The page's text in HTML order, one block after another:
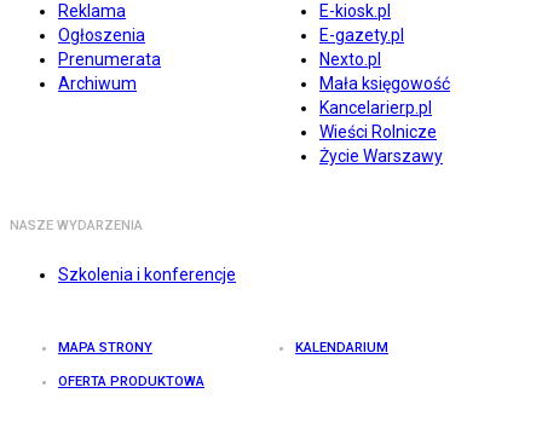
Reklama
Ogłoszenia
Prenumerata
Archiwum
E-kiosk.pl
E-gazety.pl
Nexto.pl
Mała księgowość
Kancelarierp.pl
Wieści Rolnicze
Życie Warszawy
NASZE WYDARZENIA
Szkolenia i konferencje
MAPA STRONY KALENDARIUM
OFERTA PRODUKTOWA